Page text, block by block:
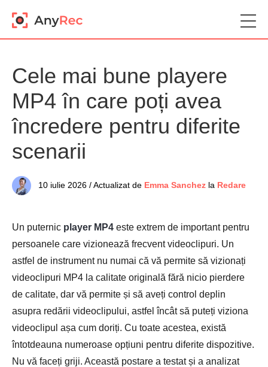
Cele mai bune playere
MP4 în care poți avea
încredere pentru diferite
scenarii
10 iulie 2026 / Actualizat de Emma Sanchez la Redare
Un puternic player MP4 este extrem de important pentru
persoanele care vizionează frecvent videoclipuri. Un
astfel de instrument nu numai că vă permite să vizionați
videoclipuri MP4 la calitate originală fără nicio pierdere
de calitate, dar vă permite și să aveți control deplin
asupra redării videoclipului, astfel încât să puteți viziona
videoclipul așa cum doriți. Cu toate acestea, există
întotdeauna numeroase opțiuni pentru diferite dispozitive.
Nu vă faceți griji. Această postare a testat și a analizat